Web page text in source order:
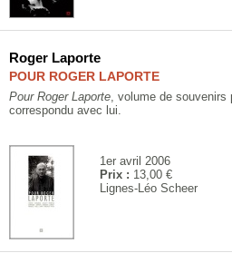
1er avril 2006
Prix : 13,00 €
Lignes-Léo Scheer
Roger Laporte
POUR ROGER LAPORTE
Pour Roger Laporte, volume de souvenirs
correspondu avec lui.